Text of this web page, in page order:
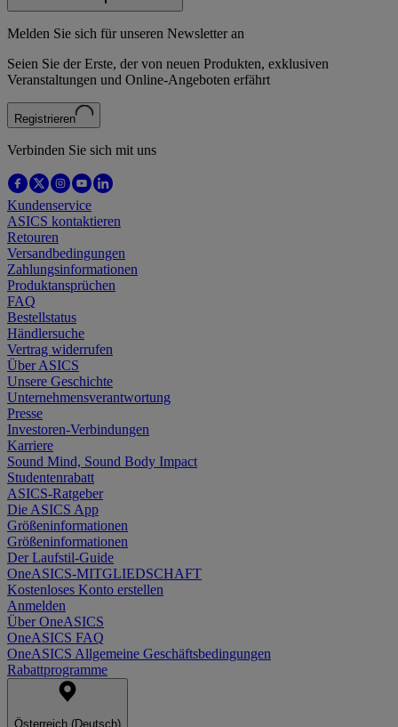
Melden Sie sich für unseren Newsletter an
Seien Sie der Erste, der von neuen Produkten, exklusiven
Veranstaltungen und Online-Angeboten erfährt
Registrieren
Verbinden Sie sich mit uns
Kundenservice
ASICS kontaktieren
Retouren
Versandbedingungen
Zahlungsinformationen
Produktansprüchen
FAQ
Bestellstatus
Händlersuche
Vertrag widerrufen
Über ASICS
Unsere Geschichte
Unternehmensverantwortung
Presse
Investoren-Verbindungen
Karriere
Sound Mind, Sound Body Impact
Studentenrabatt
ASICS-Ratgeber
Die ASICS App
Größeninformationen
Größeninformationen
Der Laufstil-Guide
OneASICS-MITGLIEDSCHAFT
Kostenloses Konto erstellen
Anmelden
Über OneASICS
OneASICS FAQ
OneASICS Allgemeine Geschäftsbedingungen
Rabattprogramme
Österreich (Deutsch)